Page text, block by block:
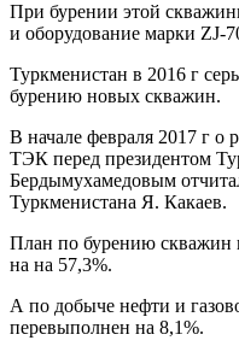
При бурении этой
и оборудование марки ZJ-
Туркменистан в 2016 г
бурению новых скважин.
В начале февраля 2017 г о
ТЭК перед президентом
Бердымухамедовым
Туркменистана Я. Какаев.
План по бурению скважин
на на 57,3%.
А по добыче нефти и
перевыполнен на 8,1%.